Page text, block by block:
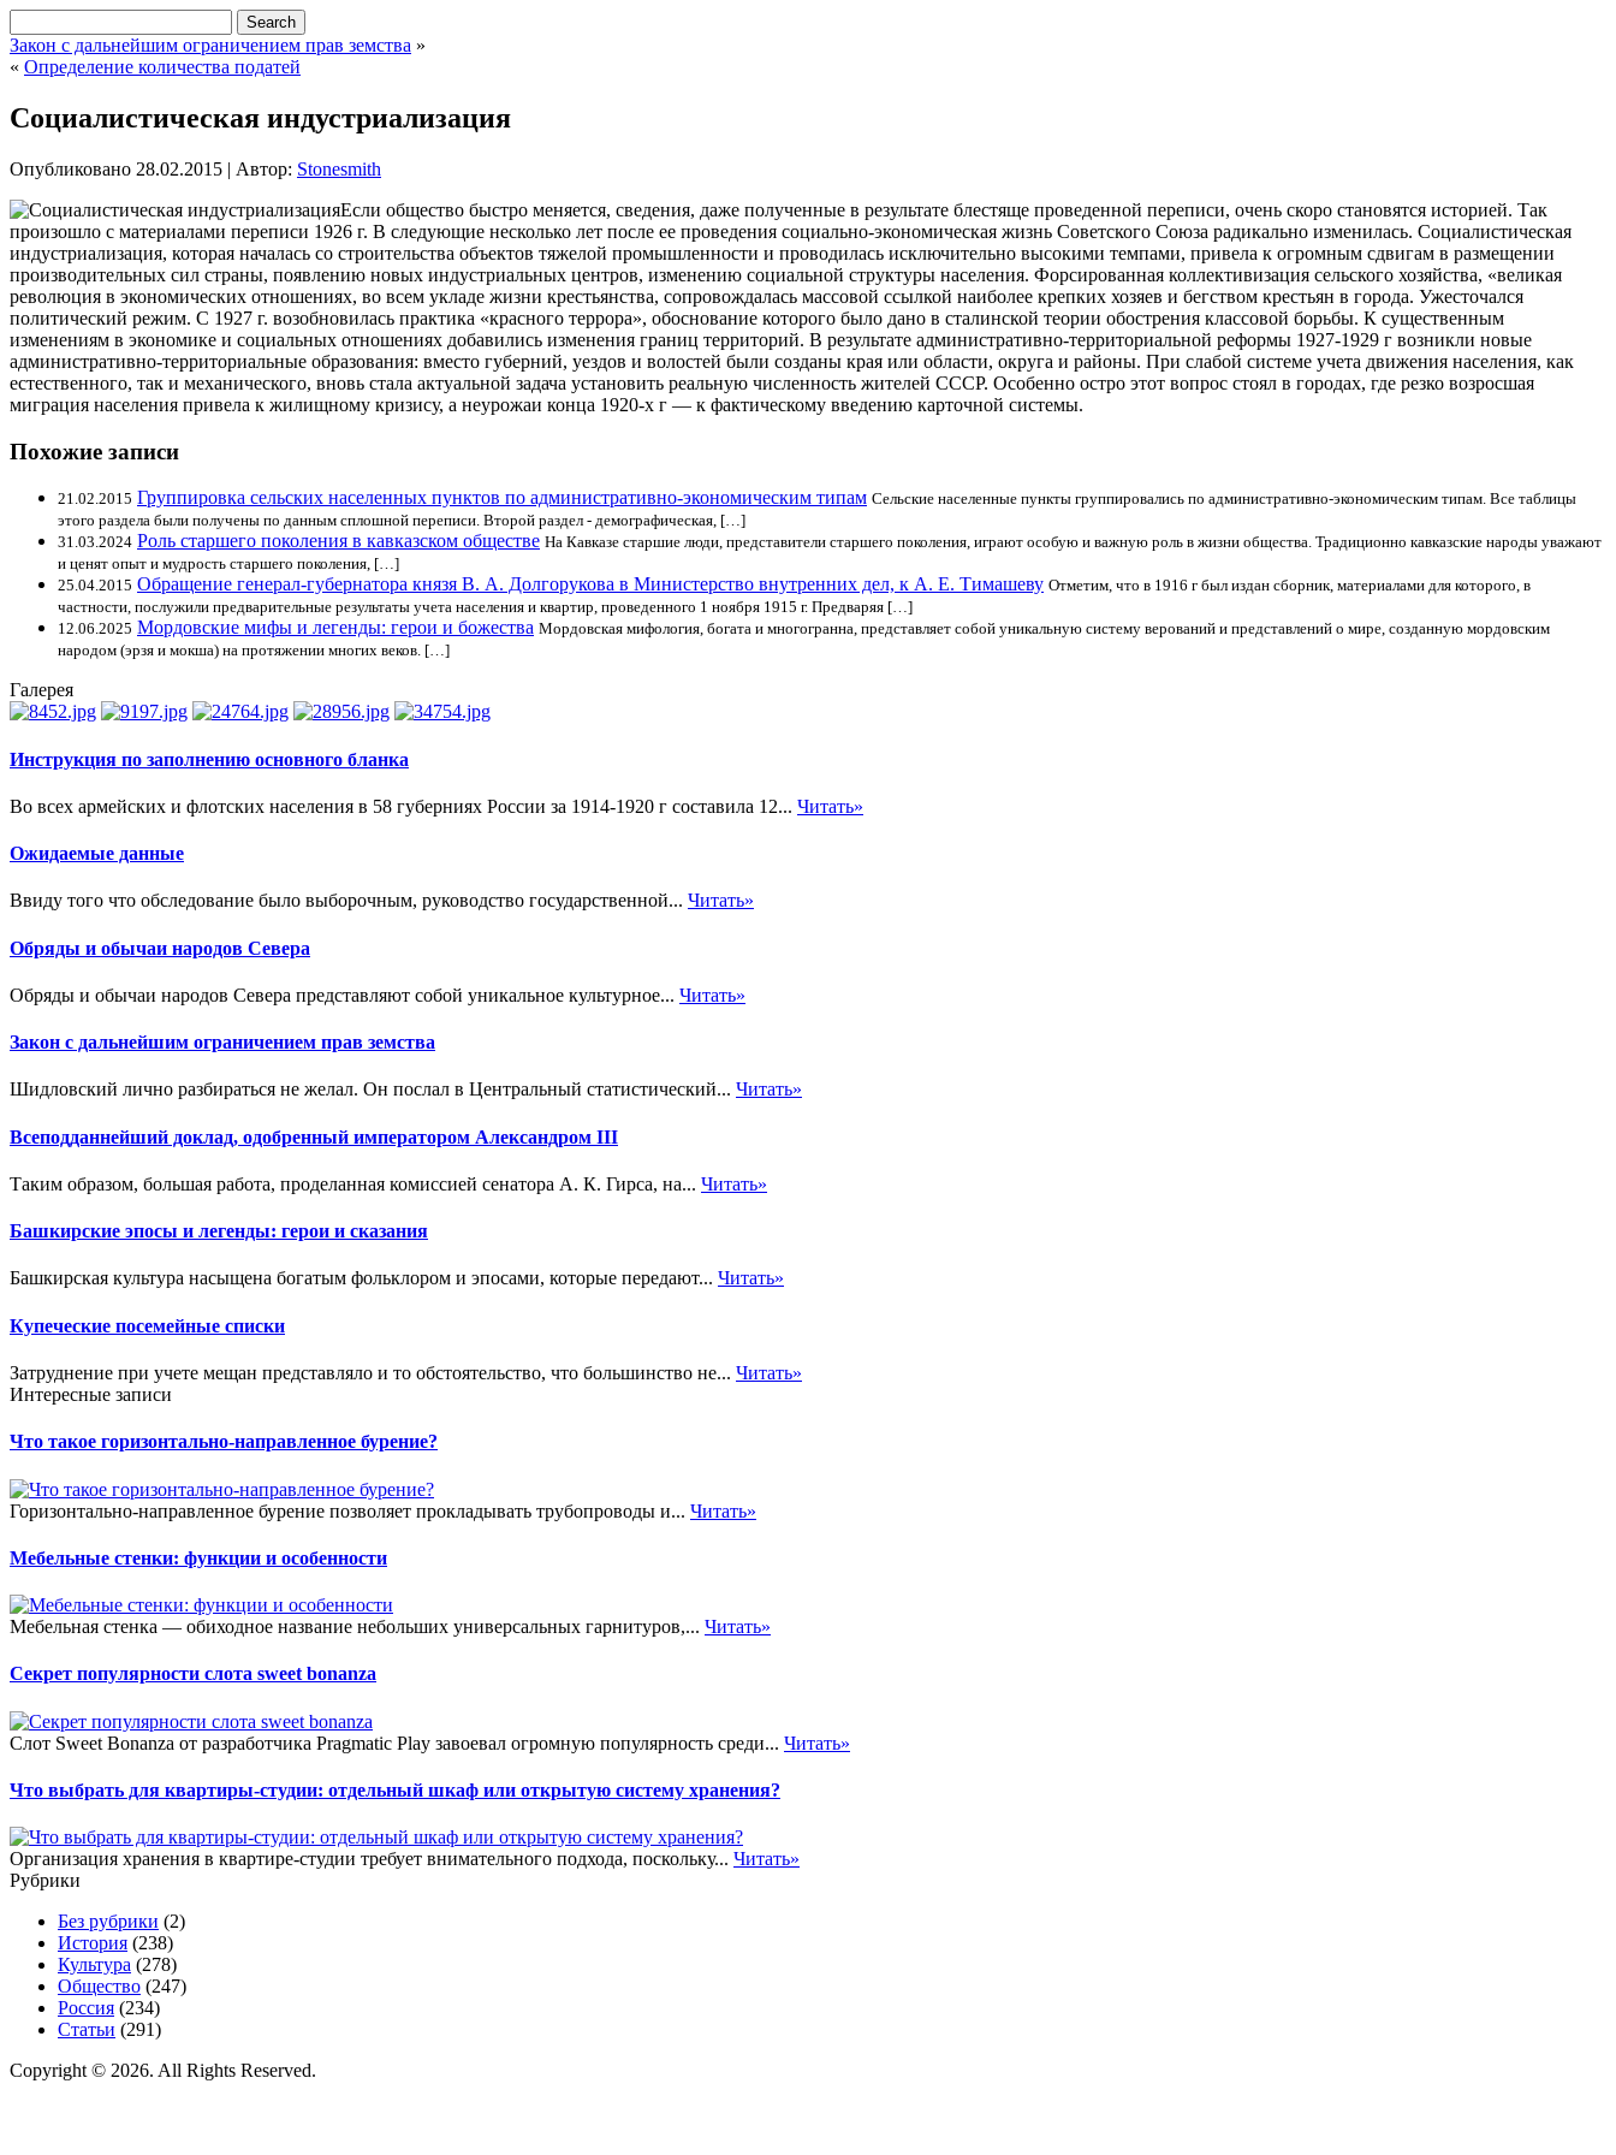
Закон с дальнейшим ограничением прав земства »
« Определение количества податей
Социалистическая индустриализация
Опубликовано 28.02.2015 | Автор: Stonesmith
Если общество быстро меняется, сведения, даже полученные в результате блестяще проведенной переписи, очень скоро становятся историей. Так
произошло с материалами переписи 1926 г. В следующие несколько лет после ее проведения социально-экономическая жизнь Советского Союза радикально изменилась. Социалистическая
индустриализация, которая началась со строительства объектов тяжелой промышленности и проводилась исключительно высокими темпами, привела к огромным сдвигам в размещении
производительных сил страны, появлению новых индустриальных центров, изменению социальной структуры населения. Форсированная коллективизация сельского хозяйства, «великая
революция в экономических отношениях, во всем укладе жизни крестьянства, сопровождалась массовой ссылкой наиболее крепких хозяев и бегством крестьян в города. Ужесточался
политический режим. С 1927 г. возобновилась практика «красного террора», обоснование которого было дано в сталинской теории обострения классовой борьбы. К существенным
изменениям в экономике и социальных отношениях добавились изменения границ территорий. В результате административно-территориальной реформы 1927-1929 г возникли новые
административно-территориальные образования: вместо губерний, уездов и волостей были созданы края или области, округа и районы. При слабой системе учета движения населения, как
естественного, так и механического, вновь стала актуальной задача установить реальную численность жителей СССР. Особенно остро этот вопрос стоял в городах, где резко возросшая
миграция населения привела к жилищному кризису, а неурожаи конца 1920-х г — к фактическому введению карточной системы.
Похожие записи
21.02.2015 Группировка сельских населенных пунктов по административно-экономическим типам Сельские населенные пункты группировались по административно-экономическим типам. Все таблицы
этого раздела были получены по данным сплошной переписи. Второй раздел - демографическая, […]
31.03.2024 Роль старшего поколения в кавказском обществе На Кавказе старшие люди, представители старшего поколения, играют особую и важную роль в жизни общества. Традиционно кавказские народы уважают
и ценят опыт и мудрость старшего поколения, […]
25.04.2015 Обращение генерал-губернатора князя В. А. Долгорукова в Министерство внутренних дел, к А. Е. Тимашеву Отметим, что в 1916 г был издан сборник, материалами для которого, в
частности, послужили предварительные результаты учета населения и квартир, проведенного 1 ноября 1915 г. Предваряя […]
12.06.2025 Мордовские мифы и легенды: герои и божества Мордовская мифология, богата и многогранна, представляет собой уникальную систему верований и представлений о мире, созданную мордовским
народом (эрзя и мокша) на протяжении многих веков. […]
Галерея
Инструкция по заполнению основного бланка
Во всех армейских и флотских населения в 58 губерниях России за 1914-1920 г составила 12... Читать»
Ожидаемые данные
Ввиду того что обследование было выборочным, руководство государственной... Читать»
Обряды и обычаи народов Севера
Обряды и обычаи народов Севера представляют собой уникальное культурное... Читать»
Закон с дальнейшим ограничением прав земства
Шидловский лично разбираться не желал. Он послал в Центральный статистический... Читать»
Всеподданнейший доклад, одобренный императором Александром III
Таким образом, большая работа, проделанная комиссией сенатора А. К. Гирса, на... Читать»
Башкирские эпосы и легенды: герои и сказания
Башкирская культура насыщена богатым фольклором и эпосами, которые передают... Читать»
Купеческие посемейные списки
Затруднение при учете мещан представляло и то обстоятельство, что большинство не... Читать»
Интересные записи
Что такое горизонтально-направленное бурение?
Горизонтально-направленное бурение позволяет прокладывать трубопроводы и... Читать»
Мебельные стенки: функции и особенности
Мебельная стенка — обиходное название небольших универсальных гарнитуров,... Читать»
Секрет популярности слота sweet bonanza
Слот Sweet Bonanza от разработчика Pragmatic Play завоевал огромную популярность среди... Читать»
Что выбрать для квартиры-студии: отдельный шкаф или открытую систему хранения?
Организация хранения в квартире-студии требует внимательного подхода, поскольку... Читать»
Рубрики
Без рубрики (2)
История (238)
Культура (278)
Общество (247)
Россия (234)
Статьи (291)
Copyright © 2026. All Rights Reserved.